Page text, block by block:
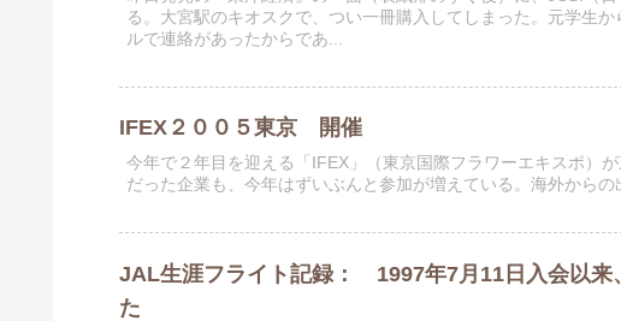
る。大宮駅のキオスクで、つい一冊購入してしまった。元学生
ルで連絡があったからであ...
IFEX２００５東京 開催
今年で２年目を迎える「IFEX」（東京国際フラワーエキスポ）
だった企業も、今年はずいぶんと参加が増えている。海外からの
JAL生涯フライト記録： 1997年7月11日入会以来
た